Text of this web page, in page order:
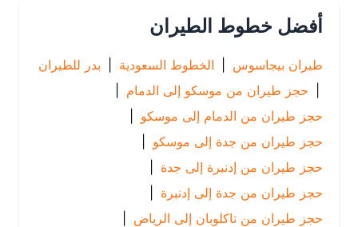
أفضل خطوط الطيران
طيران بيجاسوس | الخطوط السعودية | بدر للطيران
حجز طيران من موسكو إلى الدمام
|
حجز طيران من الدمام إلى موسكو |
حجز طيران من جدة إلى موسكو |
حجز طيران من إدنبرة إلى جدة
حجز طيران من جدة إلى إدنبرة |
حجز طيران من تاكلوبان إلى الرياض
|